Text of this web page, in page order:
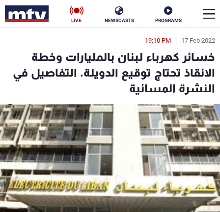
PROGRAMS
NEWSCASTS
LIVE
17 Feb 2022
19:10 PM
خسائر كهرباء لبنان بالمليارات وخطة
الانقاذ تحتاج توقيع الدويلة. التفاصيل في
النشرة المسائية
en
الأخبار
سياسة
إقتصاد فن
منوعات رياضة
كأس العالم
البرامج